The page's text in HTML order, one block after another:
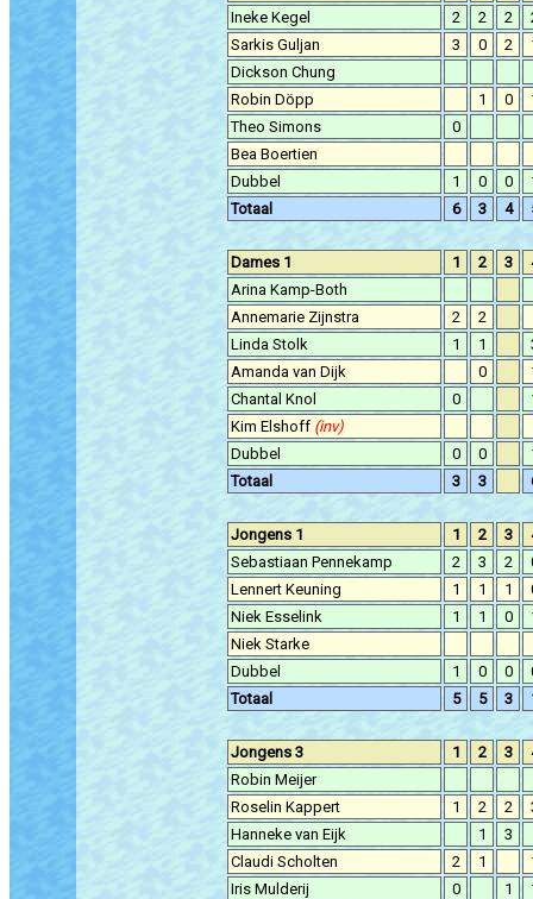
Ineke Kegel
2 2 2
Sarkis Guljan
3 0 2
Dickson Chung
Robin Döpp
1 0
Theo Simons
0
Bea Boertien
Dubbel
1 0 0
Totaal
6 3 4
Dames 1 1 2 3
Arina Kamp-Both
Annemarie Zijnstra
2
2
Linda Stolk
1 1
Amanda van Dijk
0
Chantal Knol
0
Kim Elshoff (inv)
Dubbel
0 0
Totaal
3 3
Jongens 1 1 2 3
Sebastiaan Pennekamp
2 3 2
Lennert Keuning
1 1 1
Niek Esselink
1 1 0
Niek Starke
Dubbel
1 0 0
Totaal
5 5 3
Jongens 3 1 2 3
Robin Meijer
Roselin Kappert
1 2 2
Hanneke van Eijk
1
3
Claudi Scholten
2 1
Iris Mulderij
0 1